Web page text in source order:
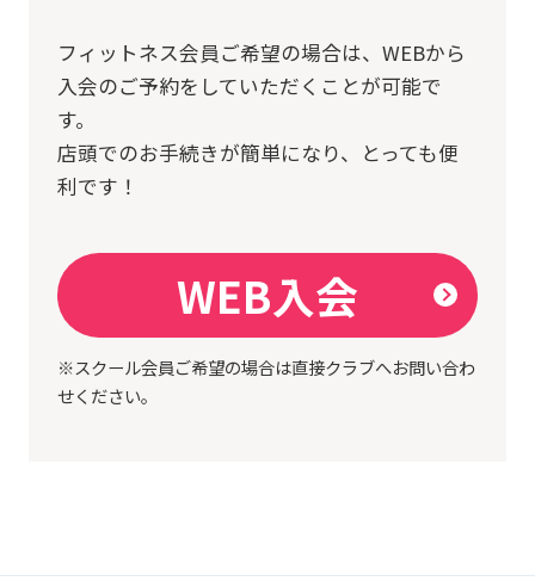
フィットネス会員ご希望の場合は、 WEBから
入会のご予約をしていただくことが可能で
す。
店頭でのお手続きが簡単になり、とっても便
利です！
WEB入会
※スクール会員ご希望の場合は直接クラブへお問い合わ
せください。